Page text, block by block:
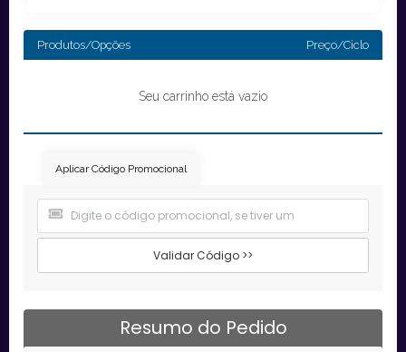
Produtos/Opções Preço/Ciclo
Seu carrinho está vazio
Aplicar Código Promocional
Validar Código >>
Resumo do Pedido